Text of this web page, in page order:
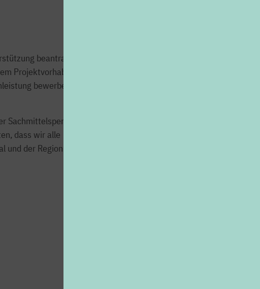
beantragen
Projektvorhaben
bewerben.
Sachmittelspende.
dass wir alle
der Region noch